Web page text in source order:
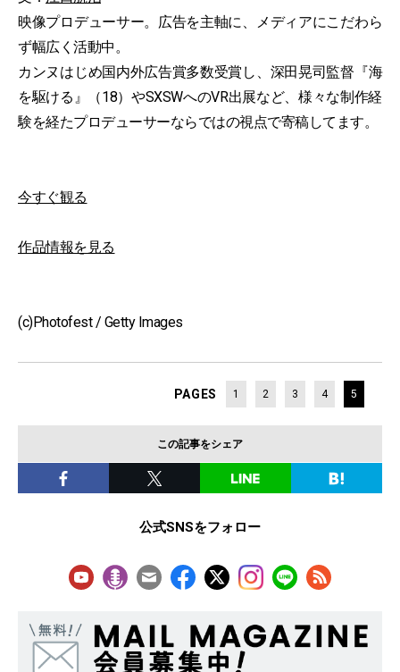
映像プロデューサー。広告を主軸に、メディアにこだわら
ず幅広く活動中。
カンヌはじめ国内外広告賞多数受賞し、深田晃司監督『海
を駆ける』（18）やSXSWへのVR出展など、様々な制作経
験を経たプロデューサーならではの視点で寄稿してます。
今すぐ観る
作品情報を見る
(c)Photofest / Getty Images
PAGES 1 2 3 4 5
この記事をシェア
公式SNSをフォロー